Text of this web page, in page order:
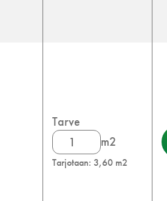
Tarve
Knauf
Danoline
Plaza
m2
Tarjotaan: 3,60 m2